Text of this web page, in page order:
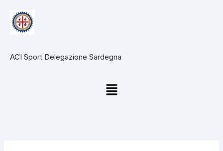
contenuto
ACI Sport Delegazione Sardegna
Menu